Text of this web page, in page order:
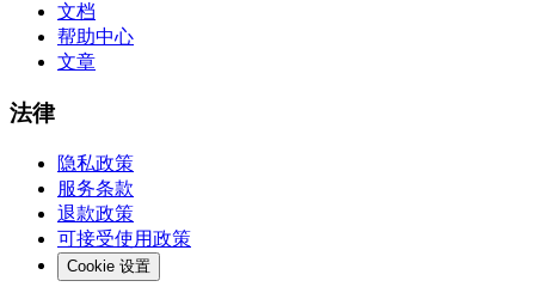
文档
帮助中心
文章
法律
隐私政策
服务条款
退款政策
可接受使用政策
Cookie 设置